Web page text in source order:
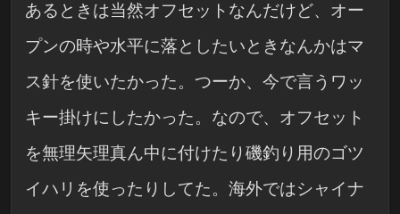
あるときは当然オフセットなんだけど、オー
プンの時や水平に落としたいときなんかはマ
ス針を使いたかった。つーか、今で言うワッ
キー掛けにしたかった。なので、オフセット
を無理矢理真ん中に付けたり磯釣り用のゴツ
イハリを使ったりしてた。海外ではシャイナ